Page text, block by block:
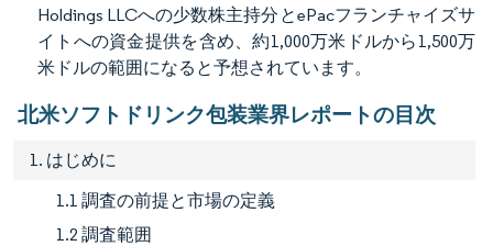
Holdings LLCへの少数株主持分とePacフランチャイズサ
イトへの資金提供を含め、約1,000万米ドルから1,500万
米ドルの範囲になると予想されています。
北米ソフトドリンク包装業界レポートの目次
1. はじめに
1.1 調査の前提と市場の定義
1.2 調査範囲